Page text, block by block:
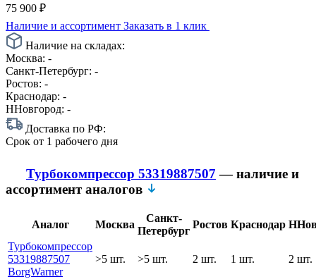
75 900 ₽
Наличие и ассортимент Заказать в 1 клик
Наличие на складах:
Москва: -
Санкт-Петербург: -
Ростов: -
Краснодар: -
ННовгород: -
Доставка по РФ:
Срок от 1 рабочего дня
Турбокомпрессор 53319887507 — наличие и
ассортимент аналогов
Аналог Москва
Санкт-
Петербург
Ростов Краснодар
Турбокомпрессор
53319887507
BorgWarner
>5 шт. >5 шт. 2 шт. 1 шт. 2 шт.